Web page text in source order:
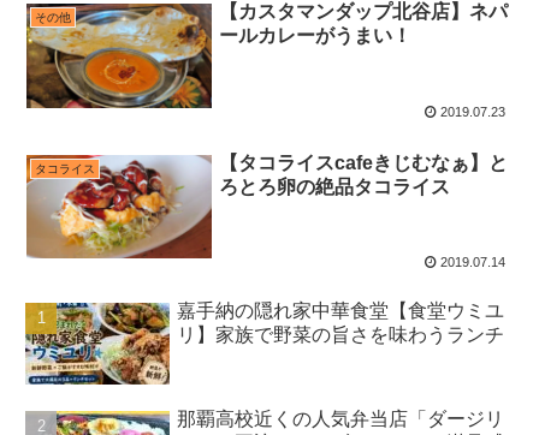
その他
【カスタマンダップ北谷店】ネパ
ールカレーがうまい！
2019.07.23
タコライス
【タコライスcafeきじむなぁ】と
ろとろ卵の絶品タコライス
2019.07.14
嘉手納の隠れ家中華食堂【食堂ウミユ
リ】家族で野菜の旨さを味わうランチ
那覇高校近くの人気弁当店「ダージリ